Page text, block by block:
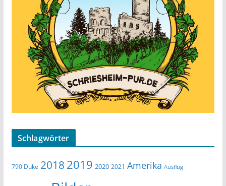
Schlagwörter
790 Duke 2018 2019 2020 2021 Amerika Ausflug